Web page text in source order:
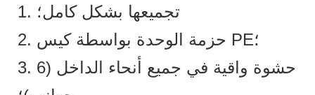
1. تجميعها بشكل كامل؛
2. حزمة الوحدة بواسطة كيس PE؛
3. حشوة واقية في جميع أنحاء الداخل (6